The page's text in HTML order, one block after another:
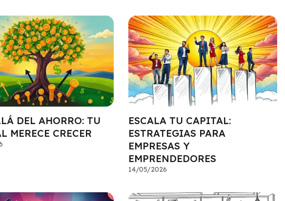
DEL AHORRO: TU
MERECE CRECER
ESCALA TU CAPITAL:
ESTRATEGIAS PARA
EMPRESAS Y
EMPRENDEDORES
14/05/2026